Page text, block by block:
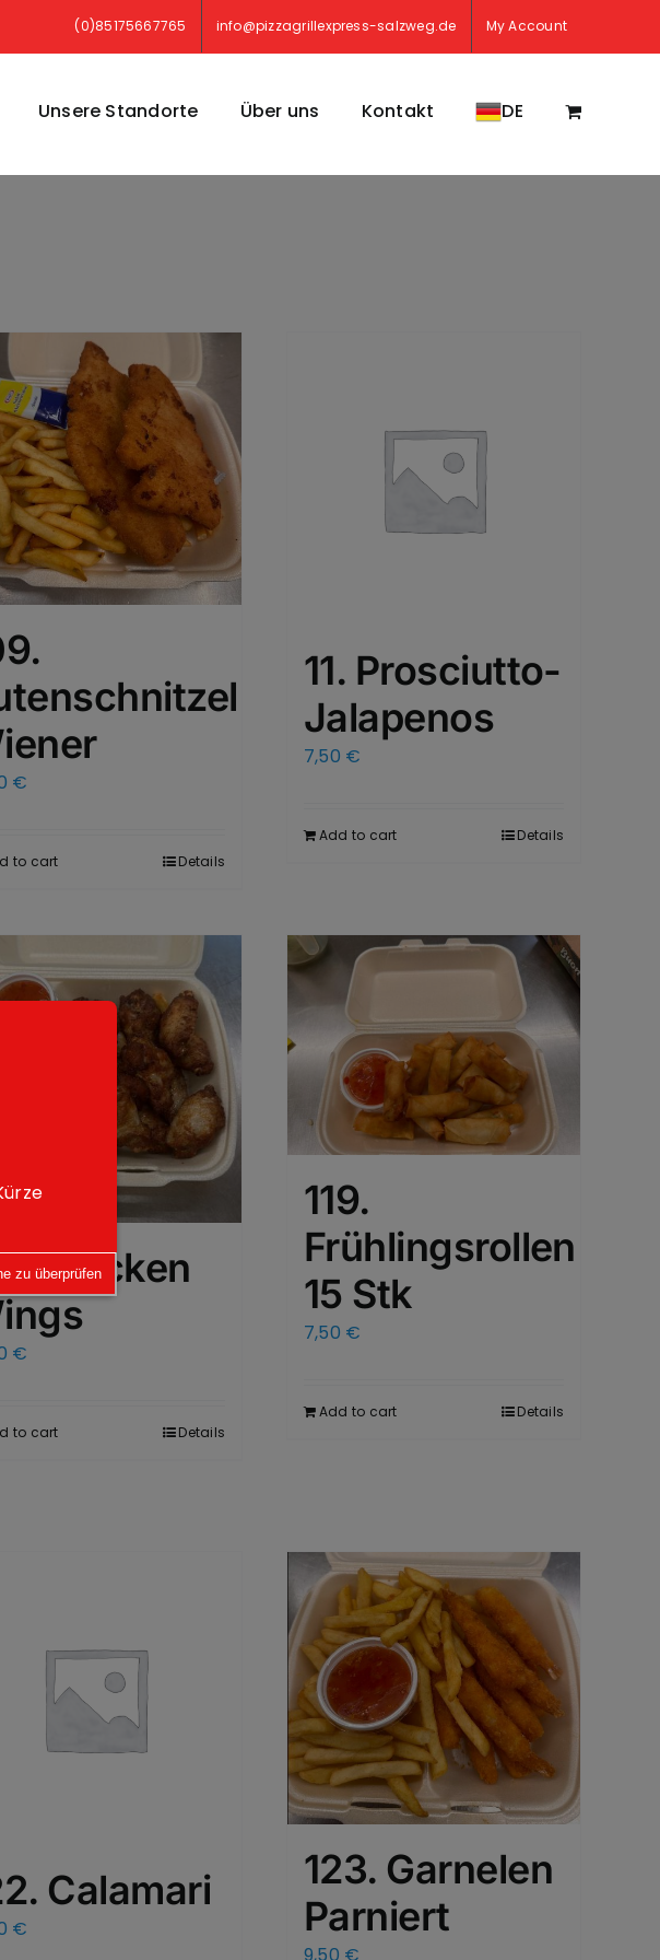
(0)85175667765 info@pizzagrillexpress-salzweg.de My Account
Unsere Standorte Über uns Kontakt DE
€
to cart Details
11. Prosciutto-
Jalapenos
7,50 €
Add to cart Details
Chicken
€
to cart Details
119.
Frühlingsrollen
15 Stk
7,50 €
Add to cart Details
Calamari
€
123. Garnelen
Parniert
9,50 €
zu überprüfen